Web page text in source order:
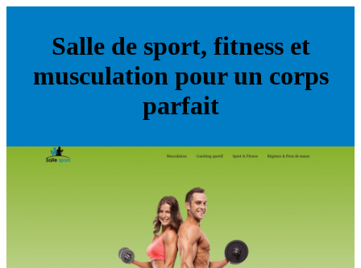
Salle de sport, fitness et
musculation pour un corps
parfait